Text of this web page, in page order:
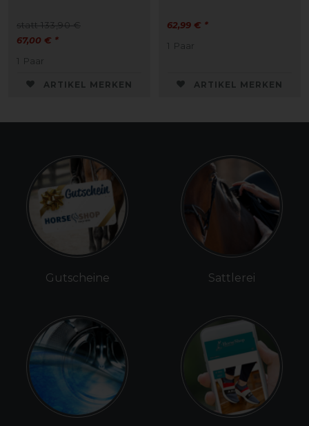
statt 133,90 €
67,00 € *
1 Paar
ARTIKEL MERKEN
62,99 € *
1 Paar
ARTIKEL MERKEN
Gutscheine Sattlerei